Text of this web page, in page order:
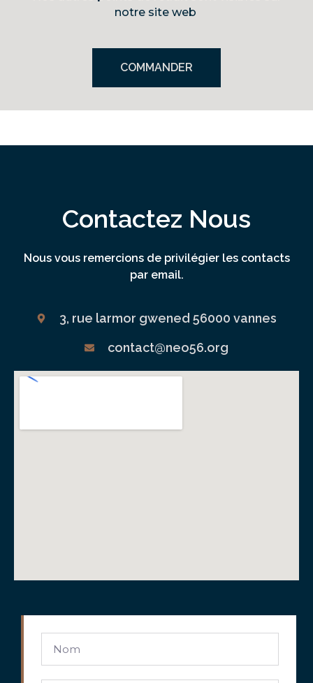
notre site web
COMMANDER
Contactez Nous
Nous vous remercions de privilégier les contacts
par email.
3, rue larmor gwened 56000 vannes
contact@neo56.org